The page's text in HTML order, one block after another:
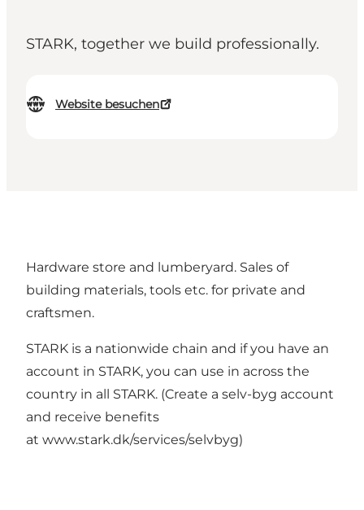
STARK, together we build professionally.
Website besuchen
Hardware store and lumberyard. Sales of
building materials, tools etc. for private and
craftsmen.
STARK is a nationwide chain and if you have an
account in STARK, you can use in across the
country in all STARK. (Create a selv-byg account
and receive benefits
at www.stark.dk/services/selvbyg)